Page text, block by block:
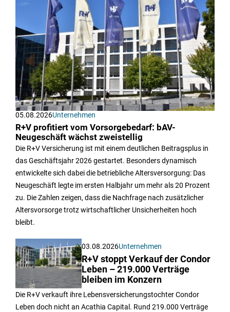
05.08.2026Unternehmen
R+V profitiert vom Vorsorgebedarf: bAV-
Neugeschäft wächst zweistellig
Die R+V Versicherung ist mit einem deutlichen Beitragsplus in
das Geschäftsjahr 2026 gestartet. Besonders dynamisch
entwickelte sich dabei die betriebliche Altersversorgung: Das
Neugeschäft legte im ersten Halbjahr um mehr als 20 Prozent
zu. Die Zahlen zeigen, dass die Nachfrage nach zusätzlicher
Altersvorsorge trotz wirtschaftlicher Unsicherheiten hoch
bleibt.
03.08.2026Unternehmen
R+V stoppt Verkauf der Condor
Leben – 219.000 Verträge
bleiben im Konzern
Die R+V verkauft ihre Lebensversicherungstochter Condor
Leben doch nicht an Acathia Capital. Rund 219.000 Verträge